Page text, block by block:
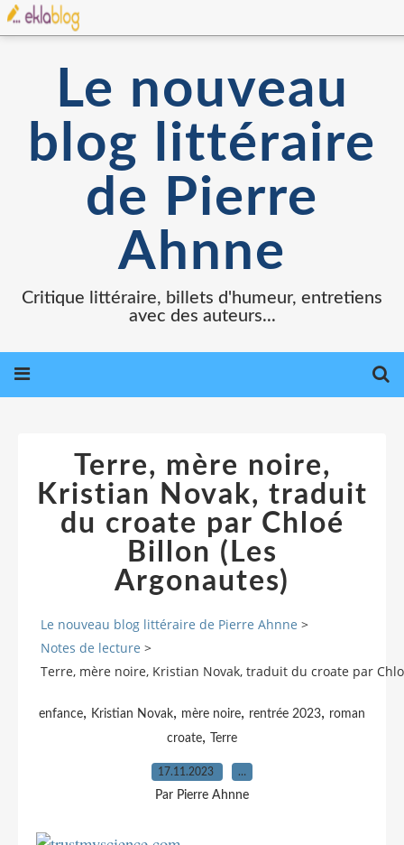
Le nouveau
blog littéraire
de Pierre
Ahnne
Critique littéraire, billets d'humeur, entretiens
avec des auteurs...
Terre, mère noire,
Kristian Novak, traduit
du croate par Chloé
Billon (Les
Argonautes)
Le nouveau blog littéraire de Pierre Ahnne >
Notes de lecture >
Terre, mère noire, Kristian Novak, traduit du croate par
enfance, Kristian Novak, mère noire, rentrée 2023, roman
croate, Terre
17.11.2023 …
Par Pierre Ahnne